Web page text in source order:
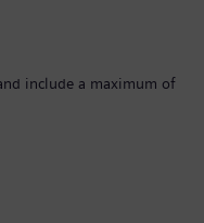
include a maximum of